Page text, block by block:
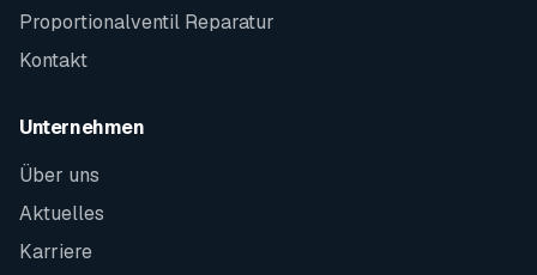
Proportionalventil Reparatur
Kontakt
Unternehmen
Über uns
Aktuelles
Karriere